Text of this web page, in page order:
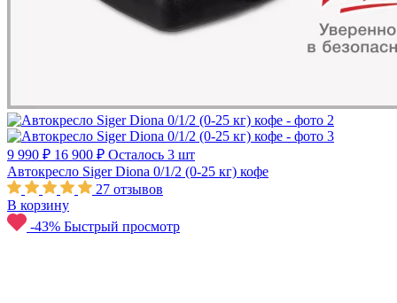
9 990 ₽ 16 900 ₽ Осталось 3 шт
Автокресло Siger Diona 0/1/2 (0-25 кг) кофе
27 отзывов
В корзину
-43% Быстрый просмотр